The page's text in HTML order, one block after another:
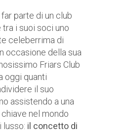
parte di un club
i suoi soci uno
celeberrima di
occasione della sua
Friars Club
oggi quanti
il suo
assistendo a una
nel mondo
lusso: il concetto di